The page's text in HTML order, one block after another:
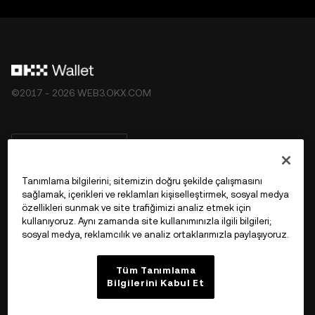
©2017 - 2026 WEB3.OKX.COM
OKX Web3 Hakkında Daha Fazla Bilgi
Tanımlama bilgilerini; sitemizin doğru şekilde çalışmasını
sağlamak, içerikleri ve reklamları kişiselleştirmek, sosyal medya
özellikleri sunmak ve site trafiğimizi analiz etmek için
kullanıyoruz. Aynı zamanda site kullanımınızla ilgili bilgileri;
sosyal medya, reklamcılık ve analiz ortaklarımızla paylaşıyoruz.
Tüm Tanımlama
Bilgilerini Kabul Et